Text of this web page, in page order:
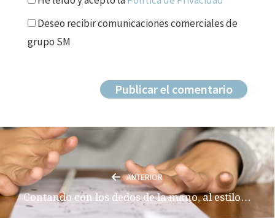
Deseo recibir comunicaciones comerciales de
grupo SM
ANTERIOR
Contando con los dedos de la mano, al estilo…